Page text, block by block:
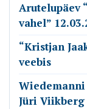
Arutelupäev
vahel”
“Kristjan
veebis
Jüri Viikberg